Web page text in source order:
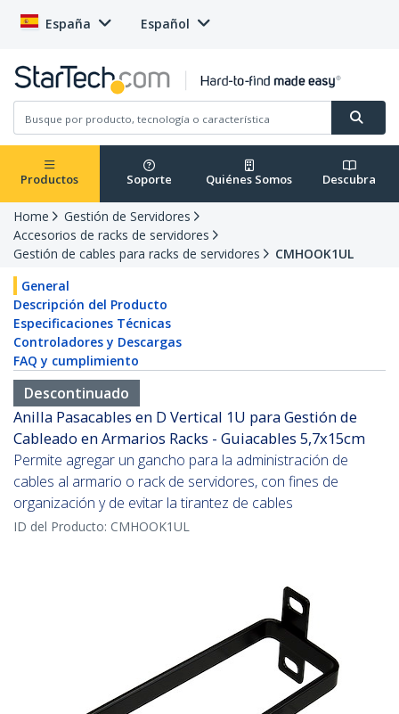
España Español
Productos Soporte Quiénes Somos Descubra
Home
Gestión de Servidores
Accesorios de racks de servidores
Gestión de cables para racks de servidores
CMHOOK1UL
General
Descripción del Producto
Especificaciones Técnicas
Controladores y Descargas
FAQ y cumplimiento
Descontinuado
Anilla Pasacables en D Vertical 1U para Gestión de
Cableado en Armarios Racks - Guiacables 5,7x15cm
Permite agregar un gancho para la administración de
cables al armario o rack de servidores, con fines de
organización y de evitar la tirantez de cables
ID del Producto: CMHOOK1UL